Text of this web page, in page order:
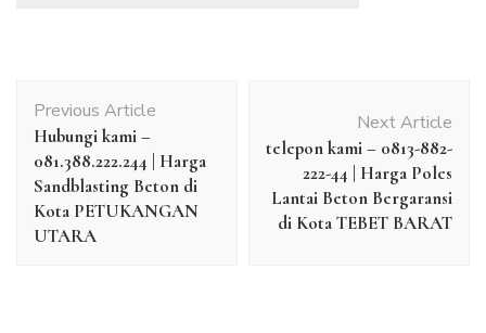
Navigation
Previous Article
Hubungi kami –
081.388.222.244 | Harga
Sandblasting Beton di
Kota PETUKANGAN
UTARA
Next Article
telepon kami – 0813-882-
222-44 | Harga Poles
Lantai Beton Bergaransi
di Kota TEBET BARAT